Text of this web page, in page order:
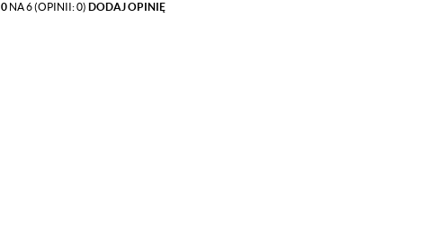
0 NA 6 (OPINII: 0) DODAJ OPINIĘ